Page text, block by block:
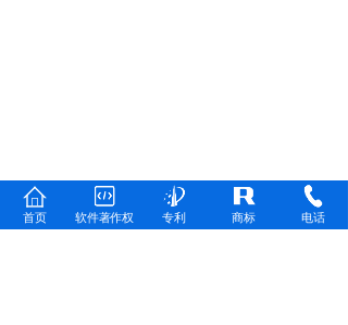
首页 软件著作权 专利 商标 电话